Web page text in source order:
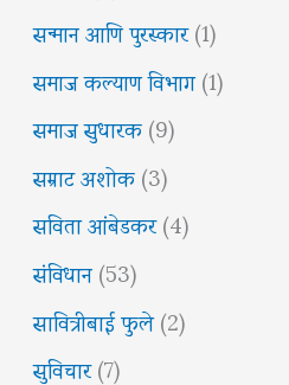
सन्मान आणि पुरस्कार(1)
समाज कल्याण विभाग(1)
समाज सुधारक(9)
सम्राट अशोक(3)
सविता आंबेडकर(4)
संविधान(53)
सावित्रीबाई फुले(2)
सुविचार(7)